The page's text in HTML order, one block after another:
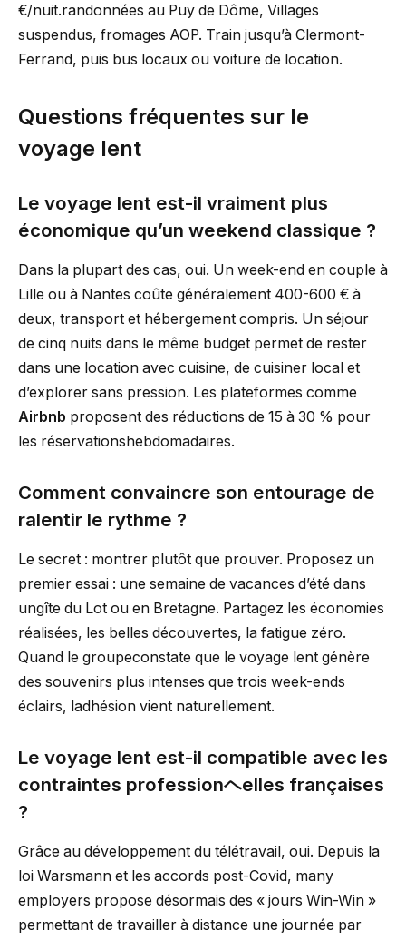
€/nuit.randonnées au Puy de Dôme, Villages
suspendus, fromages AOP. Train jusqu’à Clermont-
Ferrand, puis bus locaux ou voiture de location.
Questions fréquentes sur le
voyage lent
Le voyage lent est-il vraiment plus
économique qu’un weekend classique ?
Dans la plupart des cas, oui. Un week-end en couple à
Lille ou à Nantes coûte généralement 400-600 € à
deux, transport et hébergement compris. Un séjour
de cinq nuits dans le même budget permet de rester
dans une location avec cuisine, de cuisiner local et
d’explorer sans pression. Les plateformes comme
Airbnb proposent des réductions de 15 à 30 % pour
les réservationshebdomadaires.
Comment convaincre son entourage de
ralentir le rythme ?
Le secret : montrer plutôt que prouver. Proposez un
premier essai : une semaine de vacances d’été dans
ungîte du Lot ou en Bretagne. Partagez les économies
réalisées, les belles découvertes, la fatigue zéro.
Quand le groupeconstate que le voyage lent génère
des souvenirs plus intenses que trois week-ends
éclairs, ladhésion vient naturellement.
Le voyage lent est-il compatible avec les
contraintes professionヘelles françaises
?
Grâce au développement du télétravail, oui. Depuis la
loi Warsmann et les accords post-Covid, many
employers propose désormais des « jours Win-Win »
permettant de travailler à distance une journée par